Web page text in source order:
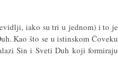
iako su tri u jednom) i to je
Kao što se u istinskom Čoveku
Sin i Sveti Duh koji formiraju